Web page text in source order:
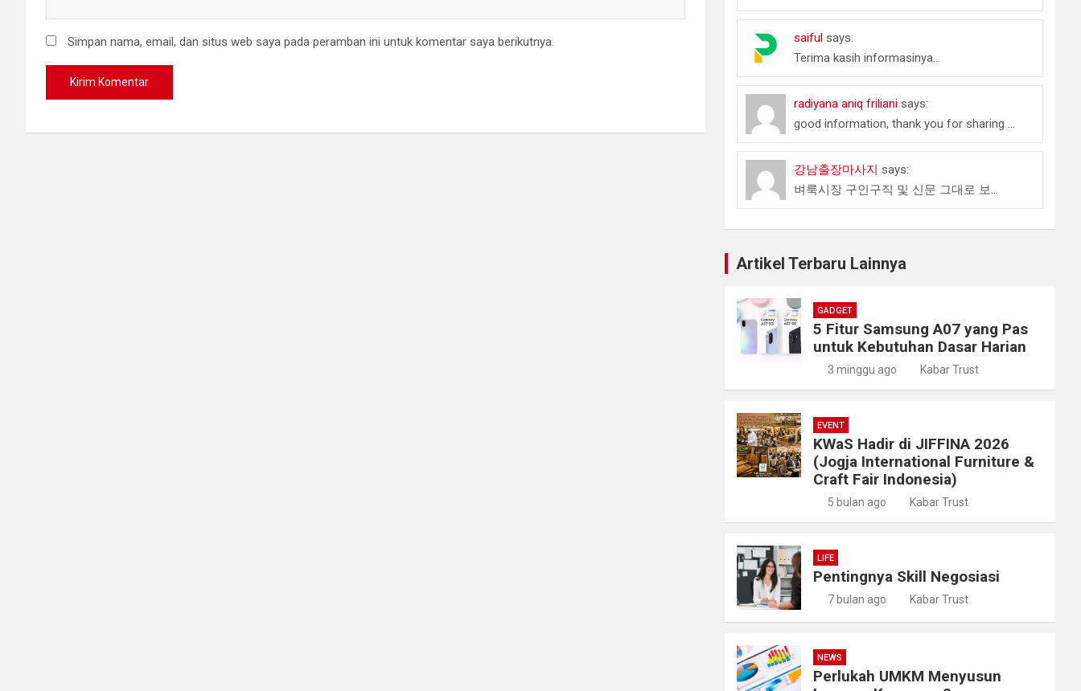
Simpan nama, email, dan situs web saya pada peramban ini untuk komentar saya berikutnya. saiful says:
Terima kasih informasinya...
radiyana aniq friliani says:
good information, thank you for sharing ...
강남출장마사지 says:
벼룩시장 구인구직 및 신문 그대로 보...
Artikel Terbaru Lainnya
GADGET
5 Fitur Samsung A07 yang Pas
untuk Kebutuhan Dasar Harian
3 minggu ago Kabar Trust
EVENT
KWaS Hadir di JIFFINA 2026
(Jogja International Furniture &
Craft Fair Indonesia)
5 bulan ago Kabar Trust
LIFE
Pentingnya Skill Negosiasi
7 bulan ago Kabar Trust
NEWS
Perlukah UMKM Menyusun